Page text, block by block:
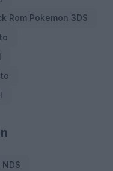
Rom Pokemon 3DS